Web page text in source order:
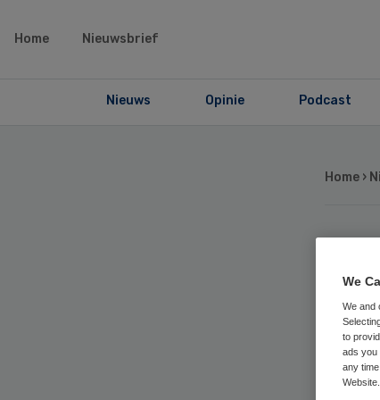
Home Nieuwsbrief
Nieuws Opinie Podcast
Home ›
We
We and
to
ads you
any